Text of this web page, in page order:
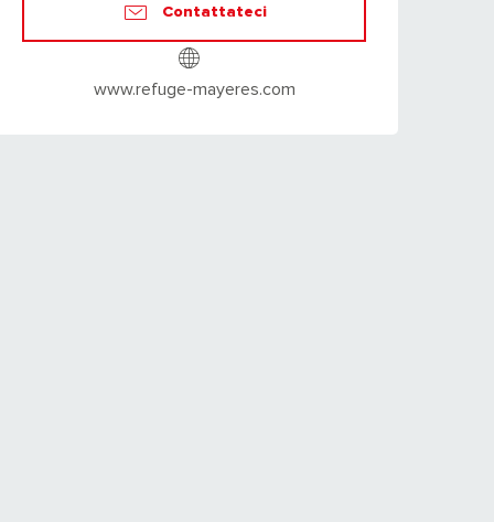
Contattateci
www.refuge-mayeres.com